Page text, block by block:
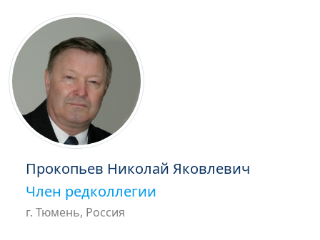
Прокопьев Николай Яковлевич
Член редколлегии
г. Тюмень, Россия